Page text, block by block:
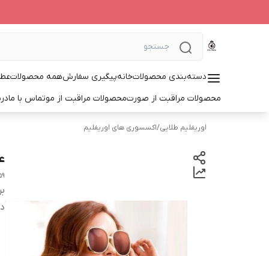
دسته‌بندی محصولاتخانهپیگیری سفارشهمه محصولات
محصولات مراقبت از صورتمحصولات مراقبت از موتماس با ما
اوریفلیم طلایی/اکسسوری های اوریفلیم